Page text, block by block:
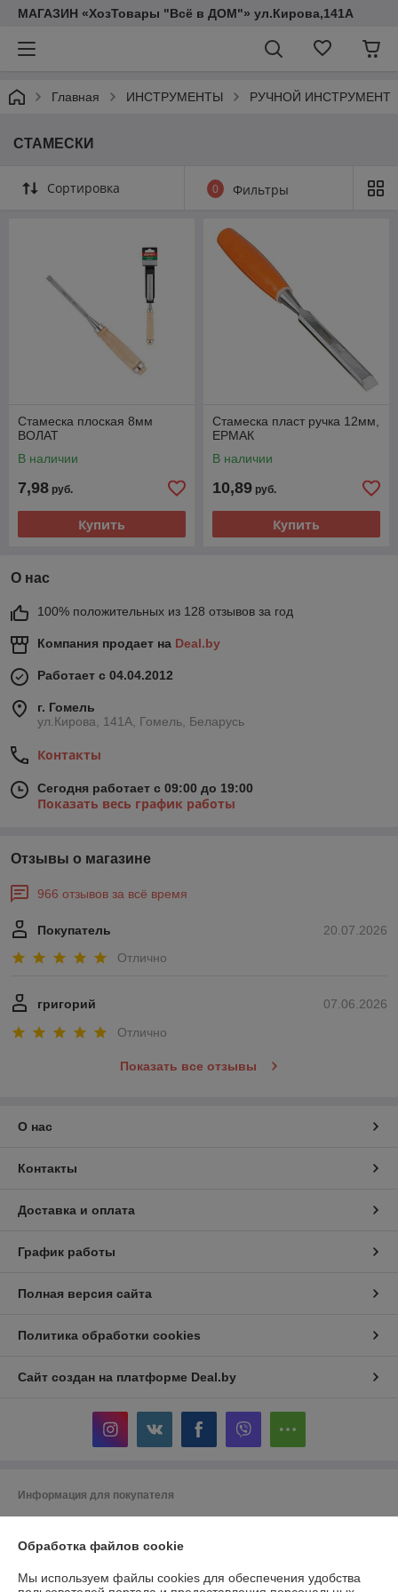
МАГАЗИН «ХозТовары "Всё в ДОМ"» ул.Кирова,141А
Главная ИНСТРУМЕНТЫ РУЧНОЙ ИНСТРУМЕНТ
СТАМЕСКИ
Сортировка 0 Фильтры
Стамеска плоская 8мм
ВОЛАТ
В наличии
7,98 руб.
Купить
Стамеска пласт ручка 12мм,
ЕРМАК
В наличии
10,89 руб.
Купить
О нас
100% положительных из 128 отзывов за год
Компания продает на Deal.by
Работает с 04.04.2012
г. Гомель
ул.Кирова, 141А, Гомель, Беларусь
Контакты
Сегодня работает с 09:00 до 19:00
Показать весь график работы
Отзывы о магазине
966 отзывов за всё время
20.07.2026
Покупатель
Отлично
07.06.2026
григорий
Отлично
Показать все отзывы
О нас
Контакты
Доставка и оплата
График работы
Полная версия сайта
Политика обработки cookies
Сайт создан на платформе Deal.by
Информация для покупателя
Обработка файлов cookie
Мы используем файлы cookies для обеспечения удобства